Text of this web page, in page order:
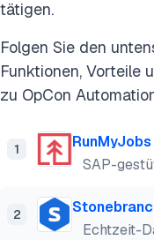
tätigen.
Folgen Sie den
Funktionen, Vorteile
zu OpCon
1
SAP-
2
Echtzeit-